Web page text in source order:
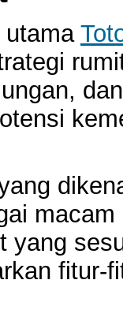
utama
yang
fitur-